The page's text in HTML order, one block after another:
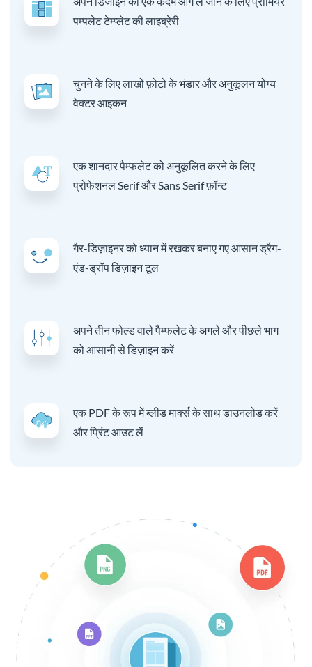
पम्पलेट टेम्प्लेट की लाइब्रेरी
चुनने के लिए लाखों फ़ोटो के भंडार और अनुकूलन योग्य
वेक्टर आइकन
एक शानदार पैम्फलेट को अनुकूलित करने के लिए
प्रोफेशनल Serif और Sans Serif फ़ॉन्ट
गैर-डिज़ाइनर को ध्यान में रखकर बनाए गए आसान ड्रैग-
एंड-ड्रॉप डिज़ाइन टूल
अपने तीन फोल्ड वाले पैम्फलेट के अगले और पीछले भाग
को आसानी से डिज़ाइन करें
एक PDF के रूप में ब्लीड मार्क्स के साथ डाउनलोड करें
और प्रिंट आउट लें